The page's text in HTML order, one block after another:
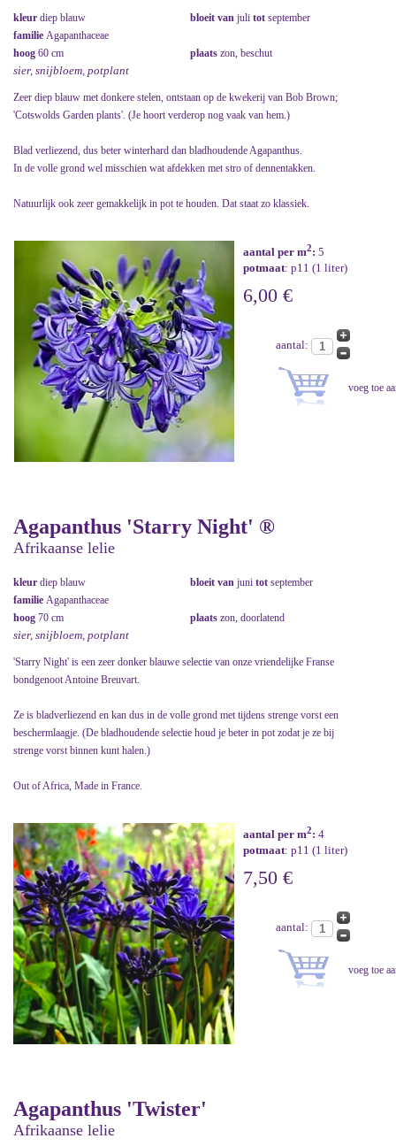
kleur diep blauw bloeit van juli tot september
familie Agapanthaceae
hoog 60 cm plaats zon, beschut
sier, snijbloem, potplant
Zeer diep blauw met donkere stelen, ontstaan op de kwekerij van Bob Brown;
'Cotswolds Garden plants'. (Je hoort verderop nog vaak van hem.)
Blad verliezend, dus beter winterhard dan bladhoudende Agapanthus.
In de volle grond wel misschien wat afdekken met stro of dennentakken.
Natuurlijk ook zeer gemakkelijk in pot te houden. Dat staat zo klassiek.
aantal per m2: 5
potmaat: p11 (1 liter)
6,00 €
aantal:
Agapanthus 'Starry Night' ®
Afrikaanse lelie
kleur diep blauw bloeit van juni tot september
familie Agapanthaceae
hoog 70 cm plaats zon, doorlatend
sier, snijbloem, potplant
'Starry Night' is een zeer donker blauwe selectie van onze vriendelijke Franse
bondgenoot Antoine Breuvart.
Ze is bladverliezend en kan dus in de volle grond met tijdens strenge vorst een
beschermlaagje. (De bladhoudende selectie houd je beter in pot zodat je ze bij
strenge vorst binnen kunt halen.)
Out of Africa, Made in France.
aantal per m2: 4
potmaat: p11 (1 liter)
7,50 €
aantal:
Agapanthus 'Twister'
Afrikaanse lelie